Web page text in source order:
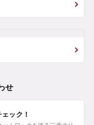
せ
ック！